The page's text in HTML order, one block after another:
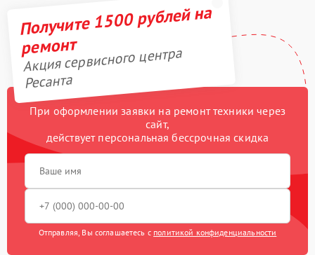
Получите 1500 рублей на
ремонт
Акция сервисного центра
Ресанта
При оформлении заявки на ремонт техники через
сайт,
действует персональная бессрочная скидка
Отправляя, Вы соглашаетесь с политикой конфиденциальности